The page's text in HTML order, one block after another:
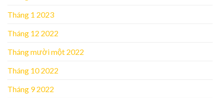
Tháng 1 2023
Tháng 12 2022
Tháng mười một 2022
Tháng 10 2022
Tháng 9 2022